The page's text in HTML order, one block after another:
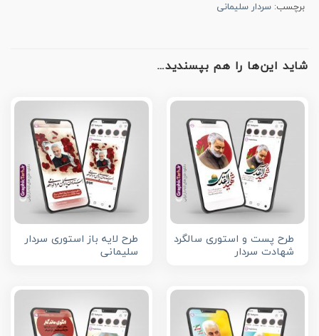
برچسب: سردار سلیمانی
شاید این‌ها را هم بپسندید…
طرح پست و استوری سالگرد
شهادت سردار
طرح لایه باز استوری سردار
سلیمانی